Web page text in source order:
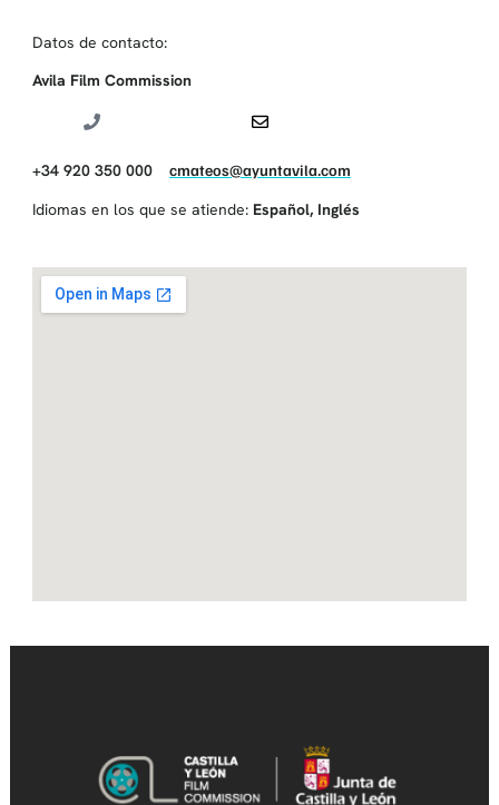
Datos de contacto:
Avila Film Commission
+34 920 350 000 cmateos@ayuntavila.com
Idiomas en los que se atiende: Español, Inglés